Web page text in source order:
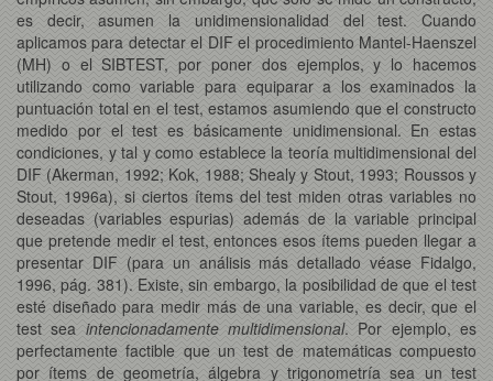
es decir, asumen la unidimensionalidad del test. Cuando
aplicamos para detectar el DIF el procedimiento Mantel-Haenszel
(MH) o el SIBTEST, por poner dos ejemplos, y lo hacemos
utilizando como variable para equiparar a los examinados la
puntuación total en el test, estamos asumiendo que el constructo
medido por el test es básicamente unidimensional. En estas
condiciones, y tal y como establece la teoría multidimensional del
DIF (Akerman, 1992; Kok, 1988; Shealy y Stout, 1993; Roussos y
Stout, 1996a), si ciertos ítems del test miden otras variables no
deseadas (variables espurias) además de la variable principal
que pretende medir el test, entonces esos ítems pueden llegar a
presentar DIF (para un análisis más detallado véase Fidalgo,
1996, pág. 381). Existe, sin embargo, la posibilidad de que el test
esté diseñado para medir más de una variable, es decir, que el
test sea intencionadamente multidimensional. Por ejemplo, es
perfectamente factible que un test de matemáticas compuesto
por ítems de geometría, álgebra y trigonometría sea un test